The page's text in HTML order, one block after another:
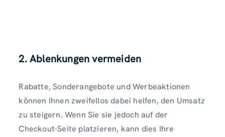
2. Ablenkungen vermeiden
Rabatte, Sonderangebote und Werbeaktionen
können Ihnen zweifellos dabei helfen, den Umsatz
zu steigern. Wenn Sie sie jedoch auf der
Checkout-Seite platzieren, kann dies Ihre